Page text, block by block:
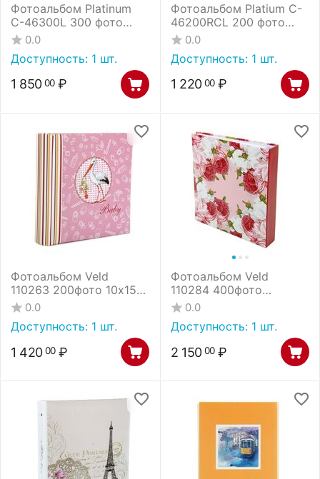
Фотоальбом Platinum
С-46300L 300 фото
(бумажные стр. с
МЕМО) ландшафт - 3
(31709) /12
0.0
Доступность: 1 шт.
1 850 00 ₽
Фотоальбом Platium C-
46200RCL 200 фото
книжный переплёт
21708 *
0.0
Доступность: 1 шт.
1 220 00 ₽
Фотоальбом Veld
110263 200фото 10х15
бумажные карм, с мемо
книжн, переп, Baby
0.0
Доступность: 1 шт.
1 420 00 ₽
Фотоальбом Veld
110284 400фото
10х15см ПП карм,пер-т
3 кольца
0.0
Доступность: 1 шт.
2 150 00 ₽